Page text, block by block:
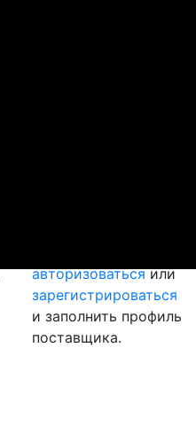
авторизоватьсяили
зарегистрироваться
и заполнить профиль
поставщика.